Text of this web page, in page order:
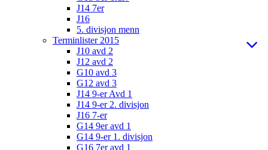
J14 7er
J16
5. divisjon menn
Terminlister 2015
J10 avd 2
J12 avd 2
G10 avd 3
G12 avd 3
J14 9-er Avd 1
J14 9-er 2. divisjon
J16 7-er
G14 9er avd 1
G14 9-er 1. divisjon
G16 7er avd 1